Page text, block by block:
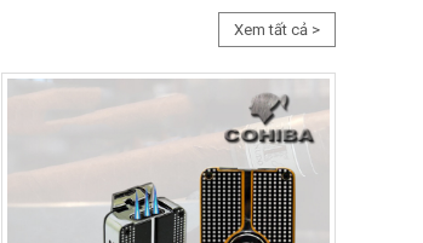
Xem tất cả >